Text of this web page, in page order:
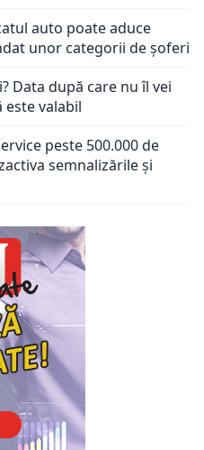
auto poate aduce
unor categorii de șoferi
Data după care nu îl vei
este valabil
peste 500.000 de
semnalizările și